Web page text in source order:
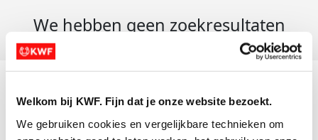
Welkom bij KWF. Fijn dat je onze website bezoekt.
We gebruiken cookies en vergelijkbare technieken om
We hebben geen zoekresultaten
Actiematerialen
Evenementen